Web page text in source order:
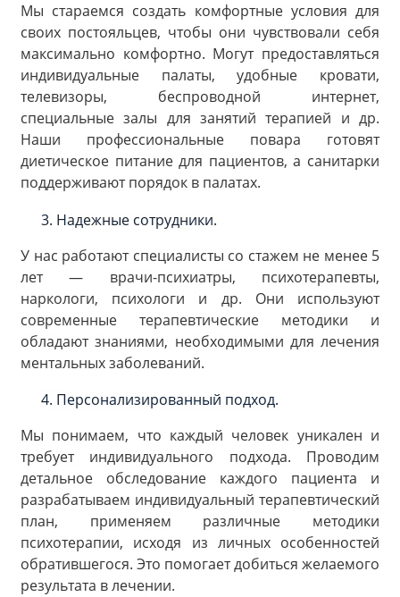
Мы стараемся создать комфортные условия для
своих постояльцев, чтобы они чувствовали себя
максимально комфортно. Могут предоставляться
индивидуальные палаты, удобные кровати,
телевизоры, беспроводной интернет,
специальные залы для занятий терапией и др.
Наши профессиональные повара готовят
диетическое питание для пациентов, а санитарки
поддерживают порядок в палатах.
Надежные сотрудники.
У нас работают специалисты со стажем не менее 5
лет — врачи-психиатры, психотерапевты,
наркологи, психологи и др. Они используют
современные терапевтические методики и
обладают знаниями, необходимыми для лечения
ментальных заболеваний.
Персонализированный подход.
Мы понимаем, что каждый человек уникален и
требует индивидуального подхода. Проводим
детальное обследование каждого пациента и
разрабатываем индивидуальный терапевтический
план, применяем различные методики
психотерапии, исходя из личных особенностей
обратившегося. Это помогает добиться желаемого
результата в лечении.